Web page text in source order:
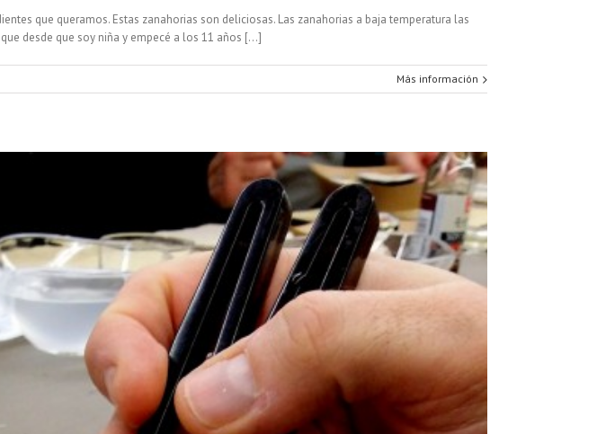
que queramos. Estas zanahorias son deliciosas. Las zanahorias a baja temperatura las
desde que soy niña y empecé a los 11 años [...]
Más información